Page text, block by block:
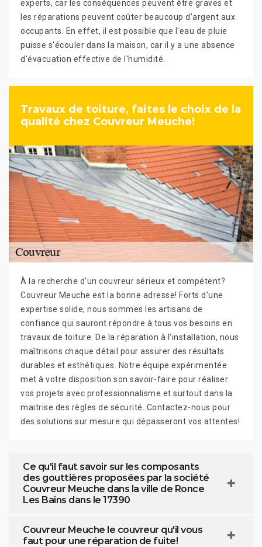
experts, car les conséquences peuvent être graves et
les réparations peuvent coûter beaucoup d'argent aux
occupants. En effet, il est possible que l'eau de pluie
puisse s'écouler dans la maison, car il y a une absence
d'évacuation effective de l'humidité.
Travaux de toiture, faites le choix de la
qualité chez Couvreur Meuche!
À la recherche d'un couvreur sérieux et compétent?
Couvreur Meuche est la bonne adresse! Forts d'une
expertise solide, nous sommes les artisans de
confiance qui sauront répondre à tous vos besoins en
travaux de toiture. De la réparation à l'installation, nous
maîtrisons chaque détail pour assurer des résultats
durables et esthétiques. Notre équipe expérimentée
met à votre disposition son savoir-faire pour réaliser
vos projets avec professionnalisme et surtout dans la
maitrise des règles de sécurité. Contactez-nous pour
des solutions sur mesure qui dépasseront vos attentes!
Ce qu'il faut savoir sur les composants
des gouttières proposées par la société
Couvreur Meuche dans la ville de Ronce
Les Bains dans le 17390
Couvreur Meuche le couvreur qu'il vous
faut pour une réparation de fuite!